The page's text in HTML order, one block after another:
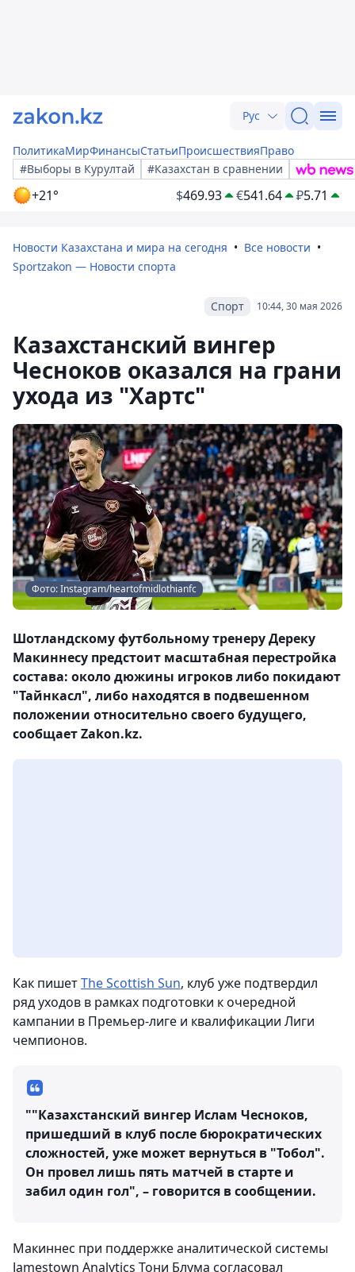
Рус
ПолитикаМирФинансыСтатьиПроисшествияПраво
#Выборы в Курултай
#Казахстан в сравнении
+21° $469.93 €541.64 ₽5.71
Новости Казахстана и мира на сегодня
Все новости
Sportzakon — Новости спорта
10:44, 30 мая 2026
Спорт
Казахстанский вингер
Чесноков оказался на грани
ухода из "Хартс"
Фото: Instagram/heartofmidlothianfc
Шотландскому футбольному тренеру Дереку
Макиннесу предстоит масштабная перестройка
состава: около дюжины игроков либо покидают
"Тайнкасл", либо находятся в подвешенном
положении относительно своего будущего,
сообщает Zakon.kz.
Как пишетThe Scottish Sun, клуб уже подтвердил
ряд уходов в рамках подготовки к очередной
кампании в Премьер-лиге и квалификации Лиги
чемпионов.
""Казахстанский вингер Ислам Чесноков,
пришедший в клуб после бюрократических
сложностей, уже может вернуться в "Тобол".
Он провел лишь пять матчей в старте и
забил один гол", – говорится в сообщении.
Макиннес при поддержке аналитической системы
Jamestown Analytics Тони Блума согласовал